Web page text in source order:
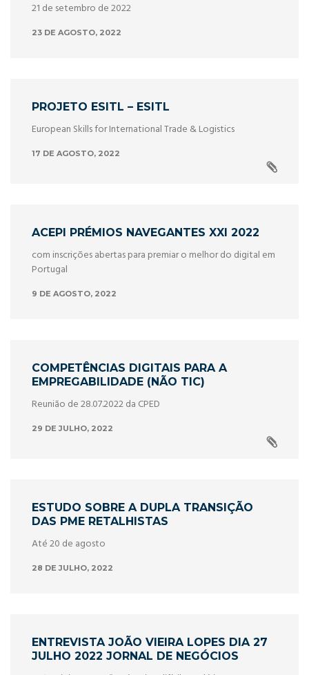
21 de setembro de 2022
23 DE AGOSTO, 2022
PROJETO ESITL – ESITL
European Skills for International Trade & Logistics
17 DE AGOSTO, 2022
ACEPI PRÉMIOS NAVEGANTES XXI 2022
com inscrições abertas para premiar o melhor do digital em
Portugal
9 DE AGOSTO, 2022
COMPETÊNCIAS DIGITAIS PARA A
EMPREGABILIDADE (NÃO TIC)
Reunião de 28.07.2022 da CPED
29 DE JULHO, 2022
ESTUDO SOBRE A DUPLA TRANSIÇÃO
DAS PME RETALHISTAS
Até 20 de agosto
28 DE JULHO, 2022
ENTREVISTA JOÃO VIEIRA LOPES DIA 27
JULHO 2022 JORNAL DE NEGÓCIOS